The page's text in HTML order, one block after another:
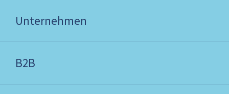
Unternehmen
B2B